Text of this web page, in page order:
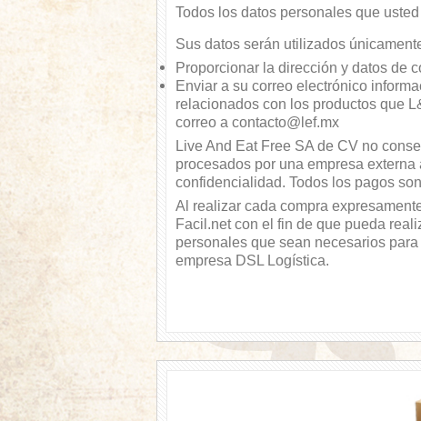
Todos los datos personales que
Sus datos serán utilizados
Proporcionar la dirección y datos de
Enviar a su correo electrónico
relacionados con los productos que
correo a contacto@lef.mx
Live And Eat Free SA de CV no
procesados por una empresa
confidencialidad. Todos los pagos
Al realizar cada compra
Facil.net con el fin de que pueda
personales que sean necesarios
empresa DSL Logística.